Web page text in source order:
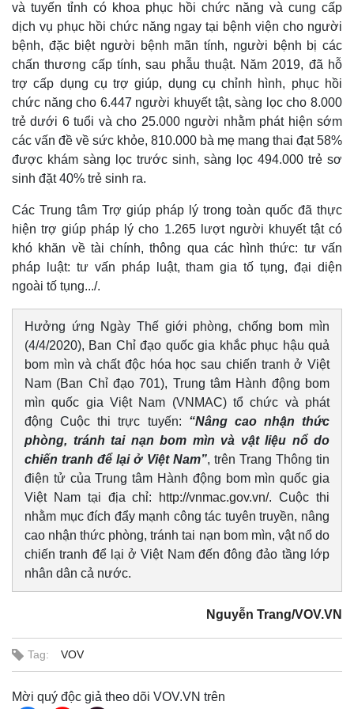
Kinh tế
Bất động sản
Khởi nghiệp
Thị trường
Giá vàng
Tiêu dùng
Tỷ giá
Chứng khoán
và tuyến tỉnh có khoa phục hồi chức năng và cung cấp
dịch vụ phục hồi chức năng ngay tại bệnh viện cho người
bệnh, đặc biệt người bệnh mãn tính, người bệnh bị các
chấn thương cấp tính, sau phẫu thuật. Năm 2019, đã hỗ
trợ cấp dụng cụ trợ giúp, dụng cụ chỉnh hình, phục hồi
chức năng cho 6.447 người khuyết tật, sàng lọc cho 8.000
trẻ dưới 6 tuổi và cho 25.000 người nhằm phát hiện sớm
các vấn đề về sức khỏe, 810.000 bà mẹ mang thai đạt 58%
được khám sàng lọc trước sinh, sàng lọc 494.000 trẻ sơ
sinh đặt 40% trẻ sinh ra.
Các Trung tâm Trợ giúp pháp lý trong toàn quốc đã thực
hiện trợ giúp pháp lý cho 1.265 lượt người khuyết tật có
khó khăn về tài chính, thông qua các hình thức: tư vấn
pháp luật: tư vấn pháp luật, tham gia tố tụng, đại diện
ngoài tố tụng.../.
Hưởng ứng Ngày Thế giới phòng, chống bom mìn
(4/4/2020), Ban Chỉ đạo quốc gia khắc phục hậu quả
bom mìn và chất độc hóa học sau chiến tranh ở Việt
Nam (Ban Chỉ đạo 701), Trung tâm Hành động bom
mìn quốc gia Việt Nam (VNMAC) tổ chức và phát
động Cuộc thi trực tuyến: “Nâng cao nhận thức
phòng, tránh tai nạn bom mìn và vật liệu nổ do
chiến tranh để lại ở Việt Nam”, trên Trang Thông tin
điện tử của Trung tâm Hành động bom mìn quốc gia
Việt Nam tại địa chỉ:
http://vnmac.gov.vn/. Cuộc thi
nhằm mục đích đẩy mạnh công tác tuyên truyền, nâng
cao nhận thức phòng, tránh tai nạn bom mìn, vật nổ do
chiến tranh để lại ở Việt Nam đến đông đảo tầng lớp
nhân dân cả nước.
Nguyễn Trang/VOV.VN
Tag: VOV
Mời quý độc giả theo dõi VOV.VN trên